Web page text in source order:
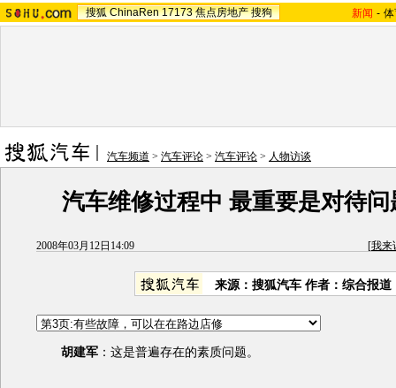
搜狐 ChinaRen 17173 焦点房地产 搜狗 新闻 -
汽车频道 > 汽车评论 > 汽车评论 > 人物访谈
汽车维修过程中 最重要是对待
2008年03月12日14:09 [我来
来源： 搜狐汽车 作者：综合报道
胡建军 ：这是普遍存在的素质问题。